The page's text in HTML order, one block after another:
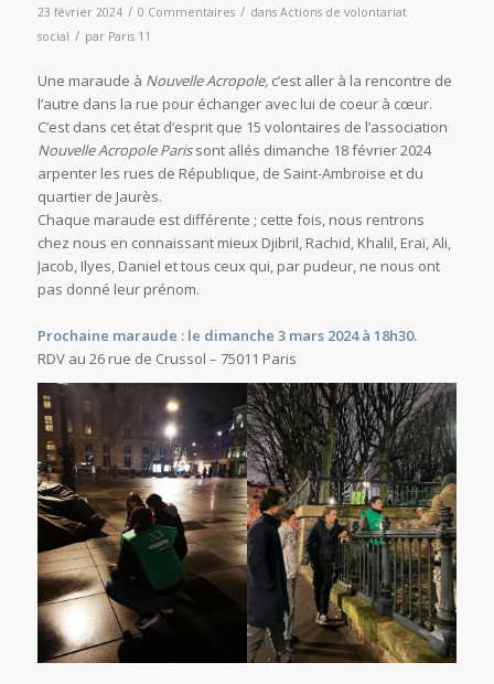
23 février 2024 / 0 Commentaires / dans Actions de volontariat
social / par Paris 11
Une maraude à Nouvelle Acropole,c’est aller à la rencontre de
l’autre dans la rue pour échanger avec lui de coeur à cœur.
C’est dans cet état d’esprit que 15 volontaires de l’association
Nouvelle Acropole Parissont allés dimanche 18 février 2024
arpenter les rues de République, de Saint-Ambroise et du
quartier de Jaurès.
Chaque maraude est différente ; cette fois, nous rentrons
chez nous en connaissant mieux Djibril, Rachid, Khalil, Eraï, Ali,
Jacob, Ilyes, Daniel et tous ceux qui, par pudeur, ne nous ont
pas donné leur prénom.
Prochaine maraude : le dimanche 3 mars 2024 à 18h30.
RDV au 26 rue de Crussol – 75011 Paris